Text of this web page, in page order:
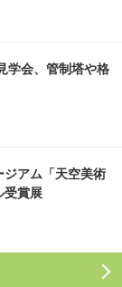
学会、管制塔や格
ジアム「天空美術
受賞展